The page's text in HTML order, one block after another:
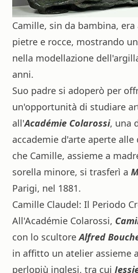
Camille, sin da bambina,
pietre e rocce, mostrando
nella modellazione
anni.
Suo padre si adoperò per
un'opportunità di studiare
all'Académie Colarossi, una
accademie d'arte aperte alle
che Camille, assieme a
sorella minore, si trasferì a
Parigi, nel 1881.
Camille Claudel: Il Periodo
All'Académie Colarossi,
con lo scultoreAlfred
in affitto un atelier assieme
perlopiù inglesi, tra cui